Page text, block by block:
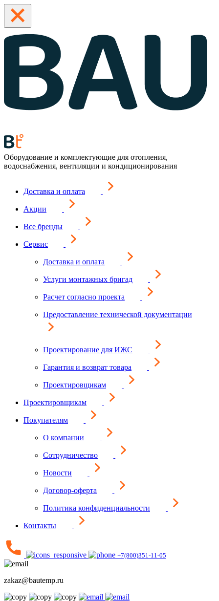
Оборудование и комплектующие для отопления,
водоснабжения, вентиляции и кондиционирования
Доставка и оплата
Акции
Все бренды
Сервис
Доставка и оплата
Услуги монтажных бригад
Расчет согласно проекта
Предоставление технической документации
Проектирование для ИЖС
Гарантия и возврат товара
Проектировщикам
Проектировщикам
Покупателям
О компании
Сотрудничество
Новости
Договор-оферта
Политика конфиденциальности
Контакты
+7(800)351-11-05
zakaz@bautemp.ru